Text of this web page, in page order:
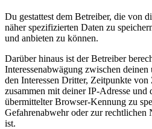
Du gestattest dem Betreiber, die von
näher spezifizierten Daten zu
und anbieten zu können.
Darüber hinaus ist der Betreiber
Interessenabwägung zwischen deinen
den Interessen Dritter, Zeitpunkte
zusammen mit deiner IP-Adresse
übermittelter Browser-Kennung zu
Gefahrenabwehr oder zur
ist.